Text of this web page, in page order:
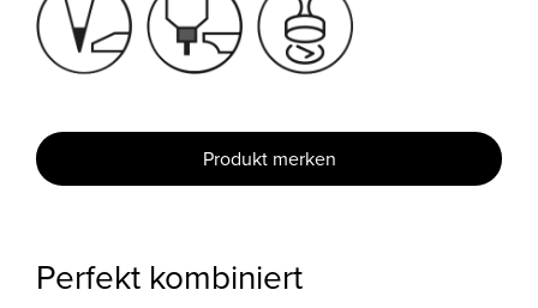
Produkt merken
Perfekt kombiniert